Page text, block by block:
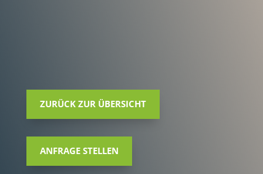
ZURÜCK ZUR ÜBERSICHT
ANFRAGE STELLEN